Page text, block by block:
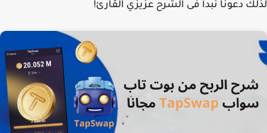
دعونا نبدأ فى الشرح عزيزي القارئ!